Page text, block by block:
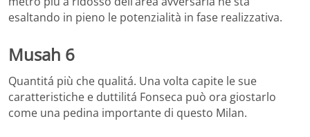
esaltando in pieno le potenzialità in fase realizzativa.
Musah 6
Quantitá più che qualitá. Una volta capite le sue
caratteristiche e duttilitá Fonseca può ora giostarlo
come una pedina importante di questo Milan.